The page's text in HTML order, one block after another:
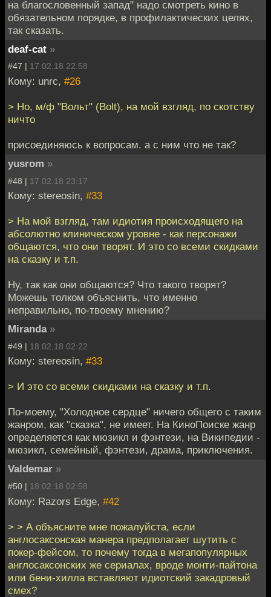
на благословенный запад" надо смотреть кино в
обязательном порядке, в профилактических целях,
так сказать.
deaf-cat »
#47 | 17.02.18 22:58
Кому: unrc, #26
> Но, м/ф "Вольт" (Bolt), на мой взгляд, по скотству
ничто
присоединяюсь к вопросам. а с ним что не так?
yusrom »
#48 | 17.02.18 23:17
Кому: stereosin, #33
> На мой взгляд, там идиотия происходящего на
абсолютно клиническом уровне - как персонажи
общаются, что они творят. И это со всеми скидками
на сказку и т.п.
Ну, так как они общаются? Что такого творят?
Можешь толком объяснить, что именно
неправильно, по-твоему мнению?
Miranda »
#49 | 18.02.18 02:22
Кому: stereosin, #33
> И это со всеми скидками на сказку и т.п.
По-моему, "Холодное сердце" ничего общего с таким
жанром, как "сказка", не имеет. На КиноПоиске жанр
определяется как мюзикл и фэнтези, на Википедии -
мюзикл, семейный, фэнтези, драма, приключения.
Valdemar »
#50 | 18.02.18 02:58
Кому: Razors Edge, #42
> > А объясните мне пожалуйста, если
англосаксонская манера предполагает шутить с
покер-фейсом, то почему тогда в мегапопулярных
англосаксонских же сериалах, вроде монти-пайтона
или бени-хилла вставляют идиотский закадровый
смех?